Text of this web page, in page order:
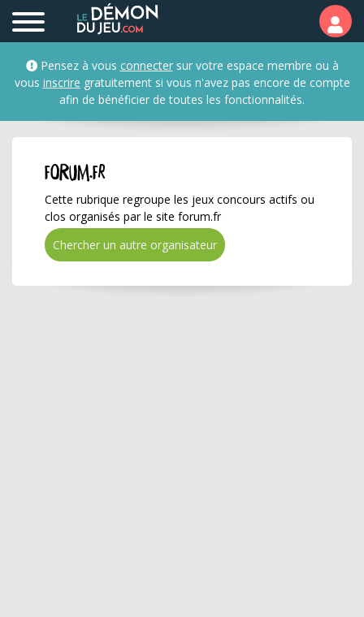
forum.fr ✅ Gagnez de
Pensez à vous connectersur votre espace membre ou à
vous inscrire gratuitement si vous n'avez pas encore de compte
afin de bénéficier de toutes les fonctionnalités.
forum.fr
Cette rubrique regroupe les jeux concours actifs ou
clos organisés par le site forum.fr
Chercher un autre organisateur